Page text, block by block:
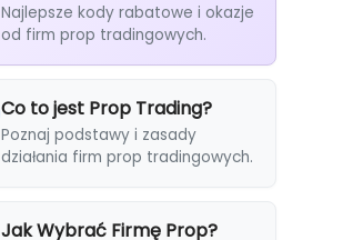
Najlepsze kody rabatowe i okazje
od firm prop tradingowych.
Co to jest Prop Trading?
Poznaj podstawy i zasady
działania firm prop tradingowych.
Jak Wybrać Firmę Prop?